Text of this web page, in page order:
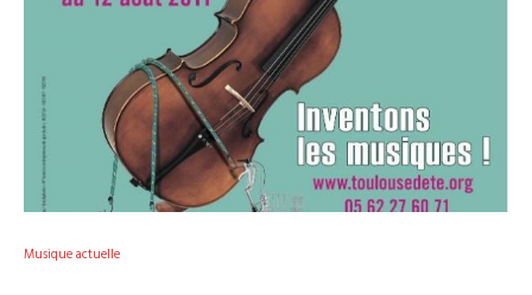
Musique actuelle